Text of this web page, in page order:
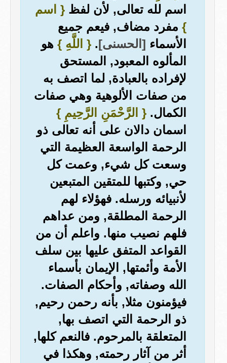
اسم لله تعالى, لأن لفظ{ اسم
} مفرد مضاف, فيعم جميع
الأسماء [الحسنى].{ اللَّهِ } هو
المألوه المعبود, المستحق
لإفراده بالعبادة, لما اتصف به
من صفات الألوهية وهي صفات
الكمال.{ الرَّحْمَنِ الرَّحِيمِ }
اسمان دالان على أنه تعالى ذو
الرحمة الواسعة العظيمة التي
وسعت كل شيء, وعمت كل
حي, وكتبها للمتقين المتبعين
لأنبيائه ورسله. فهؤلاء لهم
الرحمة المطلقة, ومن عداهم
فلهم نصيب منها. واعلم أن من
القواعد المتفق عليها بين سلف
الأمة وأئمتها, الإيمان بأسماء
الله وصفاته, وأحكام الصفات.
فيؤمنون مثلا, بأنه رحمن رحيم,
ذو الرحمة التي اتصف بها,
المتعلقة بالمرحوم. فالنعم كلها,
أثر من آثار رحمته, وهكذا في